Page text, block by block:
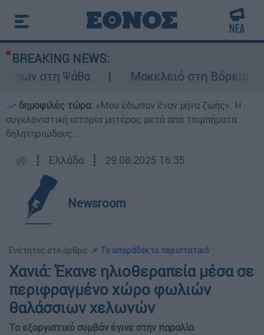
BREAKING NEWS:
στη Ψάθα
Μακελειό στη Βόρεια
δημοφιλές τώρα: «Μου έδωσαν έναν μήνα ζωής»: Η
συγκλονιστική ιστορία μητέρας μετά από τσιμπήματα
δηλητηριώδους...
┋ Ελλάδα ┋ 29.08.2025 16:35
Newsroom
Ενότητες στο άρθρο: 📌 Το απαράδεκτο περιστατικό
Χανιά: Έκανε ηλιοθεραπεία μέσα σε
περιφραγμένο χώρο φωλιών
θαλάσσιων χελωνών
Το εξοργιστικό συμβάν έγινε στην παραλία